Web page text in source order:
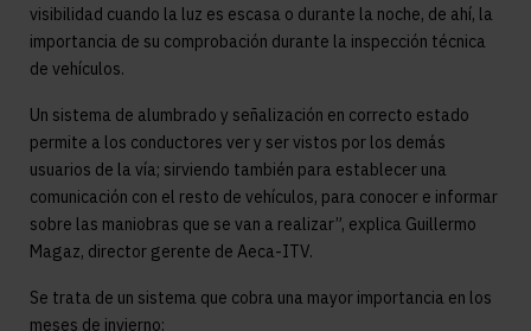
visibilidad cuando la luz es escasa o durante la noche, de ahí, la
importancia de su comprobación durante la inspección técnica
de vehículos.
Un sistema de alumbrado y señalización en correcto estado
permite a los conductores ver y ser vistos por los demás
usuarios de la vía; sirviendo también para establecer una
comunicación con el resto de vehículos, para conocer e informar
sobre las maniobras que se van a realizar”, explica Guillermo
Magaz, director gerente de Aeca-ITV.
Se trata de un sistema que cobra una mayor importancia en los
meses de invierno: